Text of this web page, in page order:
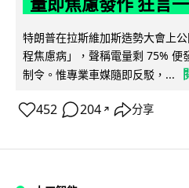
特朗普在拉斯維加斯造勢大會上
程焦慮病」，聲稱電量剩 75% 便
制令。惟專業車媒隨即反駁，...
452 204 ↗ 分享